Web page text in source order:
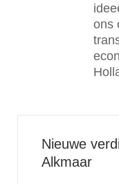
ons
Nieuwe
Alkmaar